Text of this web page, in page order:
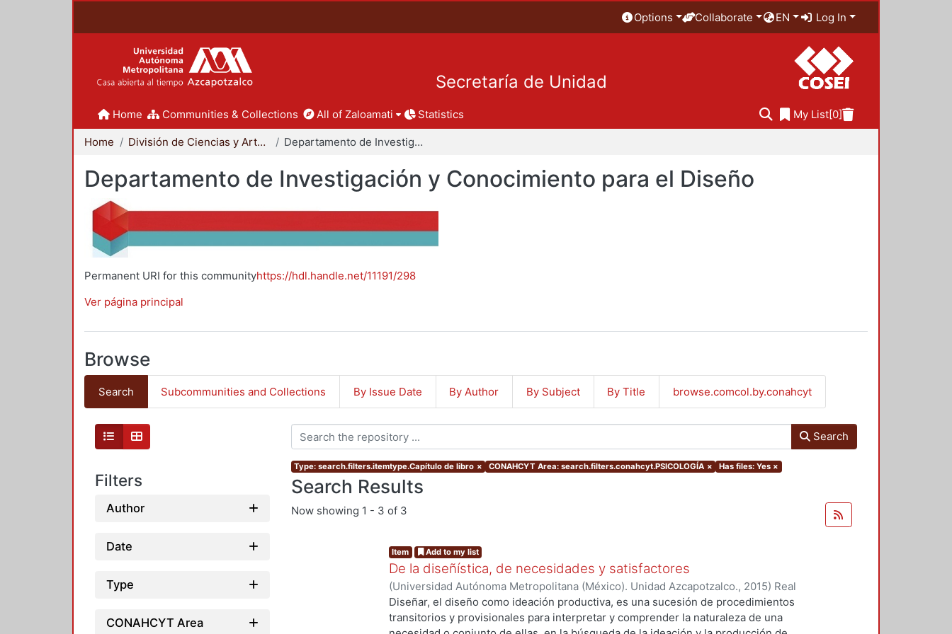
Options Collaborate EN Log In
Secretaría de Unidad
Home Communities & Collections All of Zaloamati Statistics My List[0]
Home División de Ciencias y Artes para el Diseño Departamento de Investigación y Conocimiento para el Diseño
Departamento de Investigación y Conocimiento para el Diseño
Permanent URI for this communityhttps://hdl.handle.net/11191/298
Ver página principal
Browse
Search Subcommunities and Collections By Issue Date By Author By Subject By Title browse.comcol.by.conahcyt
Filters
Author
Date
Type
CONAHCYT Area
Search
Type: search.filters.itemtype.Capítulo de libro × CONAHCYT Area: search.filters.conahcyt.PSICOLOGÍA × Has files: Yes ×
Search Results
Now showing 1 - 3 of 3
Item Add to my list
De la diseñística, de necesidades y satisfactores
(Universidad Autónoma Metropolitana (México). Unidad Azcapotzalco., 2015) Real
de León, Roberto; Vargas Rubio, Julia;Flores Enríquez, Marco Antonio
Diseñar, el diseño como ideación productiva, es una sucesión de procedimientos
transitorios y provisionales para interpretar y comprender la naturaleza de una